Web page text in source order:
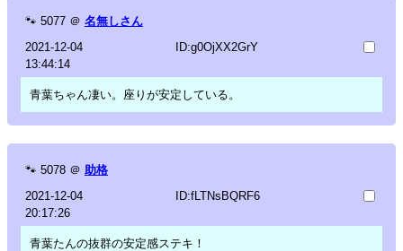
🐾 5077 ＠ 名無しさん
2021-12-04
13:44:14
ID:g0OjXX2GrY
青葉ちゃん凄い。座りが安定している。
🐾 5078 ＠ 助格
2021-12-04
20:17:26
ID:fLTNsBQRF6
青葉たんの抜群の安定感ステキ！